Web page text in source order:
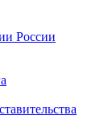
России